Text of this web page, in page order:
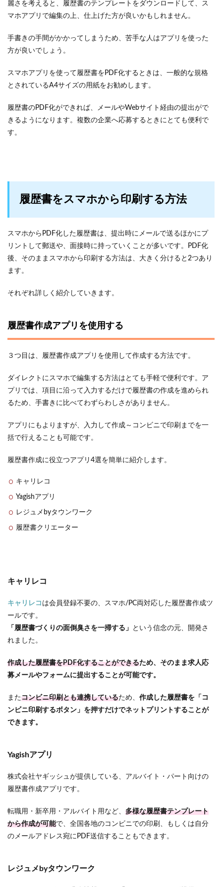
麗さを考えると、履歴書のテンプレートをダウンロードして、ス
マホアプリで編集の上、仕上げた方が良いかもしれません。
手書きの手間がかかってしまうため、苦手な人はアプリを使った
方が良いでしょう。
スマホアプリを使って履歴書をPDF化するときは、一般的な規格
とされているA4サイズの用紙をお勧めします。
履歴書のPDF化ができれば、メールやWebサイト経由の提出がで
きるようになります。複数の企業へ応募するときにとても便利で
す。
履歴書をスマホから印刷する方法
スマホからPDF化した履歴書は、提出時にメールで送るほかにプ
リントして郵送や、面接時に持っていくことが多いです。PDF化
後、そのままスマホから印刷する方法は、大きく分けると2つあり
ます。
それぞれ詳しく紹介していきます。
履歴書作成アプリを使用する
３つ目は、履歴書作成アプリを使用して作成する方法です。
ダイレクトにスマホで編集する方法はとても手軽で便利です。ア
プリでは、項目に沿って入力するだけで履歴書の作成を進められ
るため、手書きに比べてわずらわしさがありません。
アプリにもよりますが、入力して作成～コンビニで印刷までを一
括で行えることも可能です。
履歴書作成に役立つアプリ4選を簡単に紹介します。
キャリレコ
Yagishアプリ
レジュメbyタウンワーク
履歴書クリエーター
キャリレコ
キャリレコ は会員登録不要の、スマホ/PC両対応した履歴書作成ツ
ールです。
「履歴書づくりの面倒臭さを一掃する」
という信念の元、開発さ
れました。
作成した履歴書をPDF化することができるため、そのまま求人応
募メールやフォームに提出することが可能です。
またコンビニ印刷とも連携しているため、 作成した履歴書を「コ
ンビニ印刷するボタン」を押すだけでネットプリントすることが
できます。
Yagishアプリ
株式会社ヤギッシュが提供している、アルバイト・パート向けの
履歴書作成アプリです。
転職用・新卒用・アルバイト用など、 多様な履歴書テンプレート
から作成が可能で、全国各地のコンビニでの印刷、もしくは自分
のメールアドレス宛にPDF送信することもできます。
レジュメbyタウンワーク